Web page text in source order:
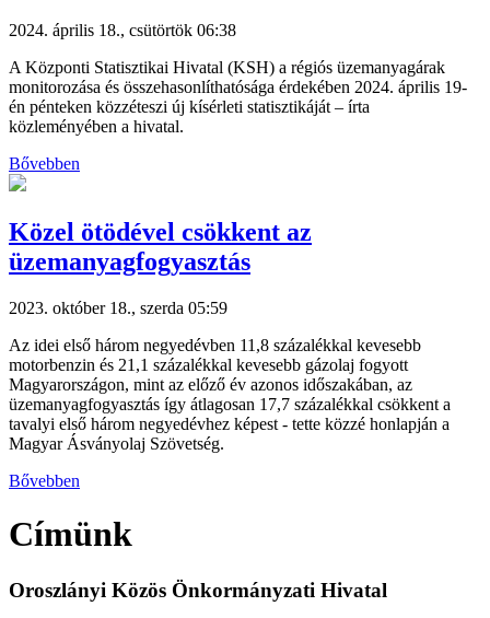
2024. április 18., csütörtök 06:38
A Központi Statisztikai Hivatal (KSH) a régiós üzemanyagárak
monitorozása és összehasonlíthatósága érdekében 2024. április 19-
én pénteken közzéteszi új kísérleti statisztikáját – írta
közleményében a hivatal.
Bővebben
Közel ötödével csökkent az
üzemanyagfogyasztás
2023. október 18., szerda 05:59
Az idei első három negyedévben 11,8 százalékkal kevesebb
motorbenzin és 21,1 százalékkal kevesebb gázolaj fogyott
Magyarországon, mint az előző év azonos időszakában, az
üzemanyagfogyasztás így átlagosan 17,7 százalékkal csökkent a
tavalyi első három negyedévhez képest - tette közzé honlapján a
Magyar Ásványolaj Szövetség.
Bővebben
Címünk
Oroszlányi Közös Önkormányzati Hivatal